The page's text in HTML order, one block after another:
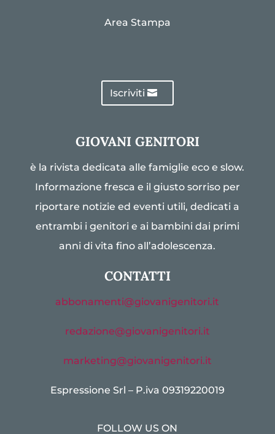
Area Stampa
Iscriviti
GIOVANI GENITORI
è la rivista dedicata alle famiglie eco e slow.
Informazione fresca e il giusto sorriso per
riportare notizie ed eventi utili, dedicati a
entrambi i genitori e ai bambini dai primi
anni di vita fino all’adolescenza.
CONTATTI
abbonamenti@giovanigenitori.it
redazione@giovanigenitori.it
marketing@giovanigenitori.it
Espressione Srl – P.iva 09319220019
FOLLOW US ON